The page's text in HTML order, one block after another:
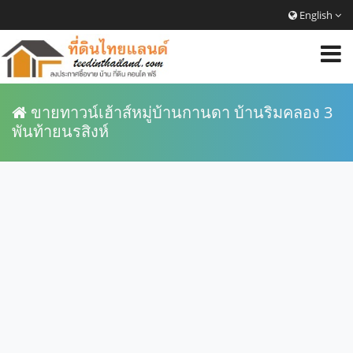
English
ขายทาวน์เฮ้าส์หมู่บ้านกานดา บ้านริมคลอง 3
พันท้ายนรสิงห์